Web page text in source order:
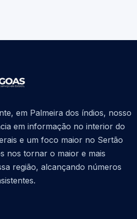
em Palmeira dos índios, nosso
em informação no interior do
e um foco maior no Sertão
nos tornar o maior e mais
região, alcançando números